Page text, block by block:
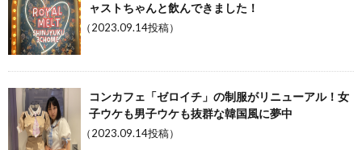
ャストちゃんと飲んできました！
（2023.09.14投稿）
コンカフェ「ゼロイチ」の制服がリニューアル！女
子ウケも男子ウケも抜群な韓国風に夢中
（2023.09.14投稿）